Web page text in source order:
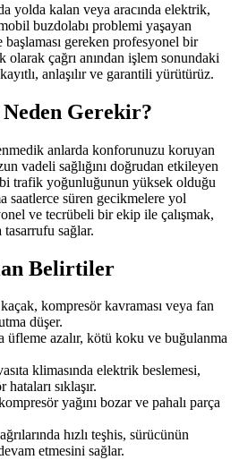
yolda kalan veya aracında elektrik,
buzdolabı problemi yaşayan
gereken profesyonel bir
çağrı anından işlem sonundaki
anlaşılır ve garantili yürütürüz.
Gerekir?
anlarda konforunuzu koruyan
vadeli sağlığını doğrudan etkileyen
trafik yoğunluğunun yüksek olduğu
saatlerce süren gecikmelere yol
ve tecrübeli bir ekip ile çalışmak,
sağlar.
Belirtiler
kompresör kavraması veya fan
düşer.
üfleme azalır, kötü koku ve buğulanma
klimasında elektrik beslemesi,
sıklaşır.
yağını bozar ve pahalı parça
hızlı teşhis, sürücünün
etmesini sağlar.